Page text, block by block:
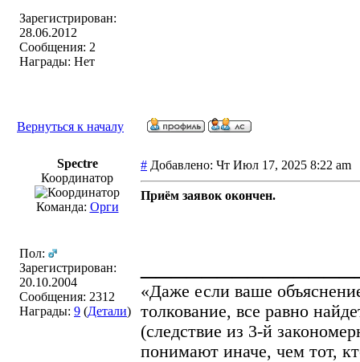
Зарегистрирован:
28.06.2012
Сообщения: 2
Награды: Нет
Вернуться к началу
Spectre
Координатор
Команда: Орги
Пол:
Зарегистрирован:
20.10.2004
Сообщения: 2312
Награды: 9 (Детали)
# Добавлено: Чт Июл 17, 2025 8:22
Приём заявок окончен.
«Даже если ваше
толкование, все равно
(cледствие из 3-й
понимают иначе, чем тот,